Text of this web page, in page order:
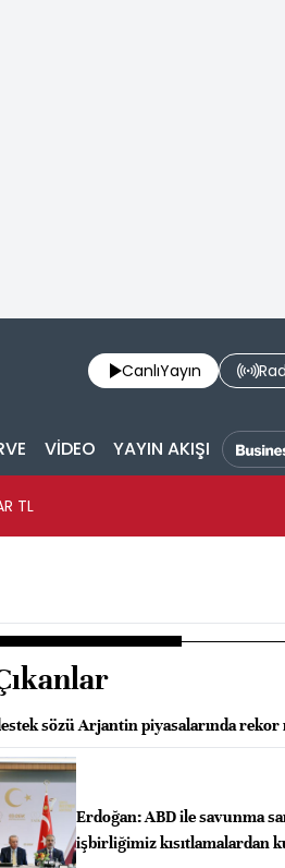
CanlıYayın
VİDEO YAYIN AKIŞI
TL
sözü Arjantin piyasalarında rekor
Erdoğan: ABD ile savunma
işbirliğimiz kısıtlamalardan